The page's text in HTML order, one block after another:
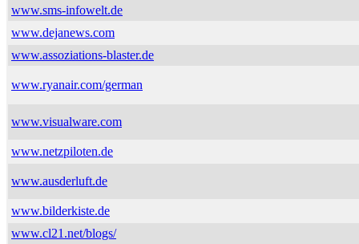
www.sms-infowelt.de
www.dejanews.com
www.assoziations-blaster.de
www.ryanair.com/german
www.visualware.com
www.netzpiloten.de
www.ausderluft.de
www.bilderkiste.de
www.cl21.net/blogs/